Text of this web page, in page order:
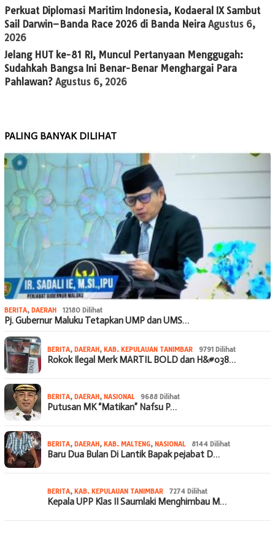
Perkuat Diplomasi Maritim Indonesia, Kodaeral IX Sambut
Sail Darwin–Banda Race 2026 di Banda Neira Agustus 6,
2026
Jelang HUT ke-81 RI, Muncul Pertanyaan Menggugah:
Sudahkah Bangsa Ini Benar-Benar Menghargai Para
Pahlawan? Agustus 6, 2026
PALING BANYAK DILIHAT
BERITA, DAERAH 12180 Dilihat
Pj. Gubernur Maluku Tetapkan UMP dan UMS…
BERITA, DAERAH, KAB. KEPULAUAN TANIMBAR 9791 Dilihat
Rokok Ilegal Merk MARTIL BOLD dan H&#038…
BERITA, DAERAH, NASIONAL 9688 Dilihat
Putusan MK “Matikan” Nafsu P…
BERITA, DAERAH, KAB. MALTENG, NASIONAL 8144 Dilihat
Baru Dua Bulan Di Lantik Bapak pejabat D…
BERITA, KAB. KEPULAUAN TANIMBAR 7274 Dilihat
Kepala UPP Klas II Saumlaki Menghimbau M…